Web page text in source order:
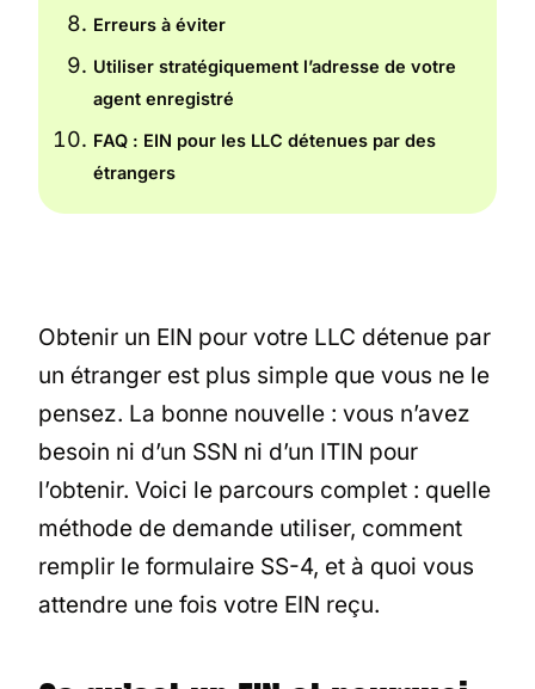
Erreurs à éviter
Utiliser stratégiquement l’adresse de votre
agent enregistré
FAQ : EIN pour les LLC détenues par des
étrangers
Obtenir un EIN pour votre LLC détenue par
un étranger est plus simple que vous ne le
pensez. La bonne nouvelle : vous n’avez
besoin ni d’un SSN ni d’un ITIN pour
l’obtenir. Voici le parcours complet : quelle
méthode de demande utiliser, comment
remplir le formulaire SS-4, et à quoi vous
attendre une fois votre EIN reçu.